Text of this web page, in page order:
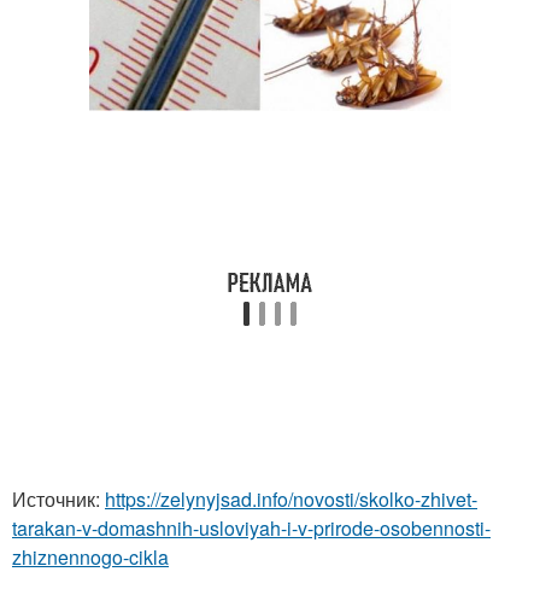
Источник: https://zelynyjsad.info/novosti/skolko-zhivet-
tarakan-v-domashnih-usloviyah-i-v-prirode-osobennosti-
zhiznennogo-cikla